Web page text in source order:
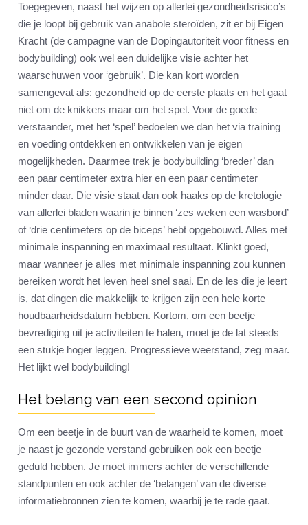
Toegegeven, naast het wijzen op allerlei gezondheidsrisico’s
die je loopt bij gebruik van anabole steroïden, zit er bij Eigen
Kracht (de campagne van de Dopingautoriteit voor fitness en
bodybuilding) ook wel een duidelijke visie achter het
waarschuwen voor ‘gebruik’. Die kan kort worden
samengevat als: gezondheid op de eerste plaats en het gaat
niet om de knikkers maar om het spel. Voor de goede
verstaander, met het ‘spel’ bedoelen we dan het via training
en voeding ontdekken en ontwikkelen van je eigen
mogelijkheden. Daarmee trek je bodybuilding ‘breder’ dan
een paar centimeter extra hier en een paar centimeter
minder daar. Die visie staat dan ook haaks op de kretologie
van allerlei bladen waarin je binnen ‘zes weken een wasbord’
of ‘drie centimeters op de biceps’ hebt opgebouwd. Alles met
minimale inspanning en maximaal resultaat. Klinkt goed,
maar wanneer je alles met minimale inspanning zou kunnen
bereiken wordt het leven heel snel saai. En de les die je leert
is, dat dingen die makkelijk te krijgen zijn een hele korte
houdbaarheidsdatum hebben. Kortom, om een beetje
bevrediging uit je activiteiten te halen, moet je de lat steeds
een stukje hoger leggen. Progressieve weerstand, zeg maar.
Het lijkt wel bodybuilding!
Het belang van een second opinion
Om een beetje in de buurt van de waarheid te komen, moet
je naast je gezonde verstand gebruiken ook een beetje
geduld hebben. Je moet immers achter de verschillende
standpunten en ook achter de ‘belangen’ van de diverse
informatiebronnen zien te komen, waarbij je te rade gaat.